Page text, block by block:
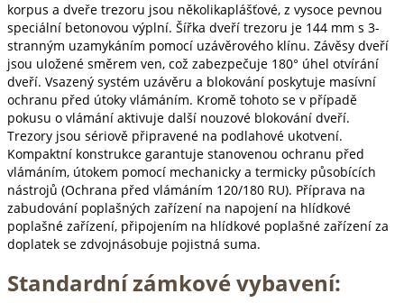
korpus a dveře trezoru jsou několikaplášťové, z vysoce pevnou
speciální betonovou výplní. Šířka dveří trezoru je 144 mm s 3-
stranným uzamykáním pomocí uzávěrového klínu. Závěsy dveří
jsou uložené směrem ven, což zabezpečuje 180° úhel otvírání
dveří. Vsazený systém uzávěru a blokování poskytuje masívní
ochranu před útoky vlámáním. Kromě tohoto se v případě
pokusu o vlámání aktivuje další nouzové blokování dveří.
Trezory jsou sériově připravené na podlahové ukotvení.
Kompaktní konstrukce garantuje stanovenou ochranu před
vlámáním, útokem pomocí mechanicky a termicky působících
nástrojů (Ochrana před vlámáním 120/180 RU). Příprava na
zabudování poplašných zařízení na napojení na hlídkové
poplašné zařízení, připojením na hlídkové poplašné zařízení za
doplatek se zdvojnásobuje pojistná suma.
Standardní zámkové vybavení: